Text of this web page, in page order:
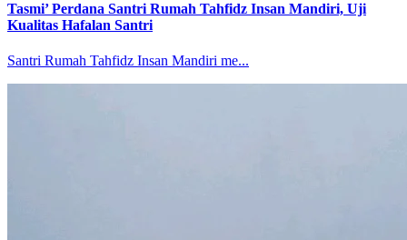
Tasmi’ Perdana Santri Rumah Tahfidz Insan Mandiri, Uji
Kualitas Hafalan Santri
Santri Rumah Tahfidz Insan Mandiri me...